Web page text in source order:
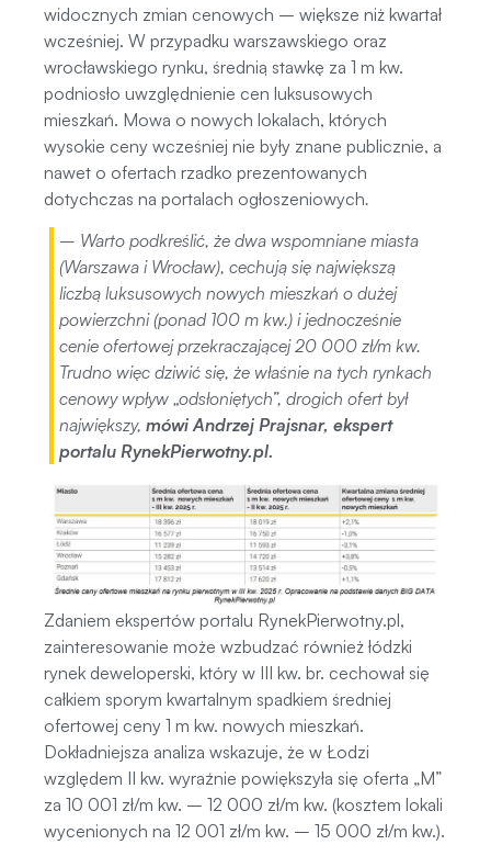
widocznych zmian cenowych – większe niż kwartał
wcześniej. W przypadku warszawskiego oraz
wrocławskiego rynku, średnią stawkę za 1 m kw.
podniosło uwzględnienie cen luksusowych
mieszkań. Mowa o nowych lokalach, których
wysokie ceny wcześniej nie były znane publicznie, a
nawet o ofertach rzadko prezentowanych
dotychczas na portalach ogłoszeniowych.
– Warto podkreślić, że dwa wspomniane miasta
(Warszawa i Wrocław), cechują się największą
liczbą luksusowych nowych mieszkań o dużej
powierzchni (ponad 100 m kw.) i jednocześnie
cenie ofertowej przekraczającej 20 000 zł/m kw.
Trudno więc dziwić się, że właśnie na tych rynkach
cenowy wpływ „odsłoniętych”, drogich ofert był
największy, mówi Andrzej Prajsnar, ekspert
portalu RynekPierwotny.pl.
Zdaniem ekspertów portalu RynekPierwotny.pl,
zainteresowanie może wzbudzać również łódzki
rynek deweloperski, który w III kw. br. cechował się
całkiem sporym kwartalnym spadkiem średniej
ofertowej ceny 1 m kw. nowych mieszkań.
Dokładniejsza analiza wskazuje, że w Łodzi
względem II kw. wyraźnie powiększyła się oferta „M”
za 10 001 zł/m kw. – 12 000 zł/m kw. (kosztem lokali
wycenionych na 12 001 zł/m kw. – 15 000 zł/m kw.).